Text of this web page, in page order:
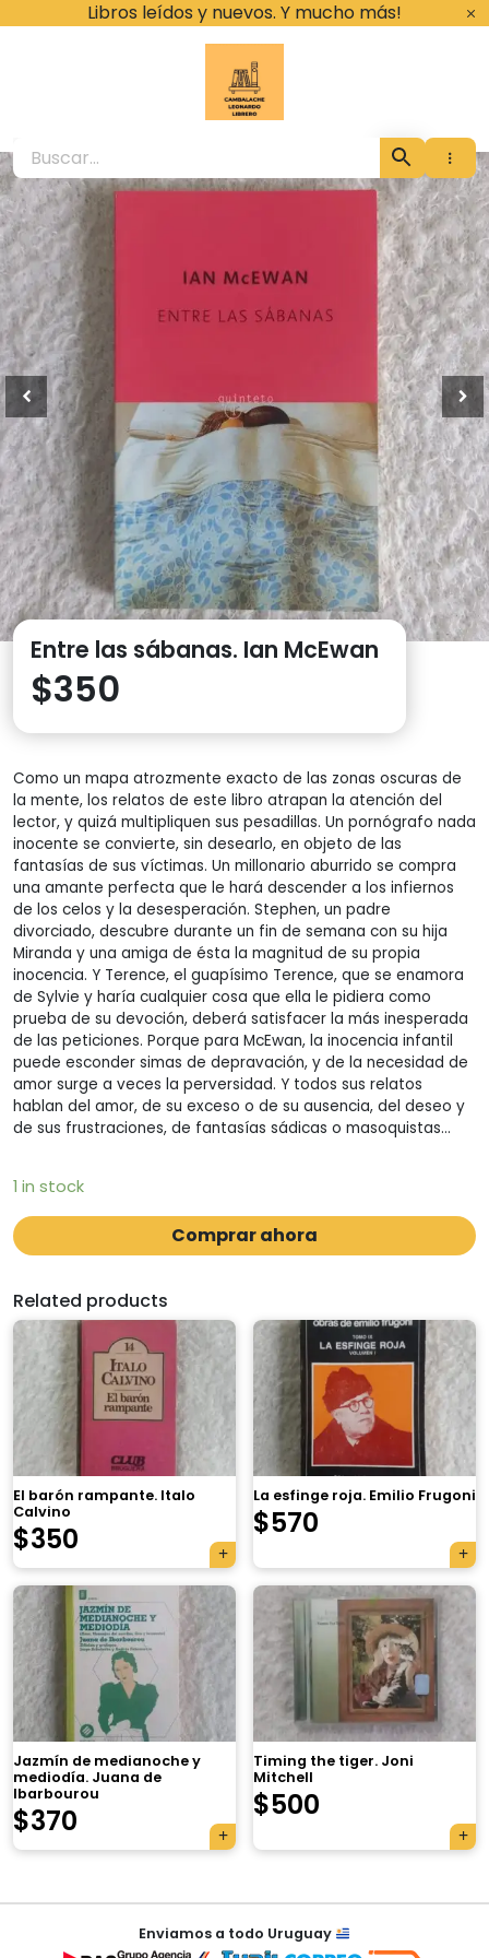
Libros leídos y nuevos. Y mucho más!
Cambalache
Entre las sábanas. Ian McEwan
$350
Como un mapa atrozmente exacto de las zonas oscuras de
la mente, los relatos de este libro atrapan la atención del
lector, y quizá multipliquen sus pesadillas. Un pornógrafo nada
inocente se convierte, sin desearlo, en objeto de las
fantasías de sus víctimas. Un millonario aburrido se compra
una amante perfecta que le hará descender a los infiernos
de los celos y la desesperación. Stephen, un padre
divorciado, descubre durante un fin de semana con su hija
Miranda y una amiga de ésta la magnitud de su propia
inocencia. Y Terence, el guapísimo Terence, que se enamora
de Sylvie y haría cualquier cosa que ella le pidiera como
prueba de su devoción, deberá satisfacer la más inesperada
de las peticiones. Porque para McEwan, la inocencia infantil
puede esconder simas de depravación, y de la necesidad de
amor surge a veces la perversidad. Y todos sus relatos
hablan del amor, de su exceso o de su ausencia, del deseo y
de sus frustraciones, de fantasías sádicas o masoquistas…
1 in stock
Comprar ahora
Related products
El barón rampante. Italo
Calvino
$350
La esfinge roja. Emilio Frugoni
$570
Jazmín de medianoche y
mediodía. Juana de
Ibarbourou
$370
Timing the tiger. Joni
Mitchell
$500
NavegaciónEnviamos a todo Uruguay
×
Tu carrito está vacío.
automáticamente.